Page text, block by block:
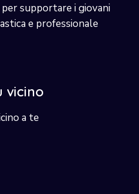
supportare i giovani
e professionale
vicino
a te